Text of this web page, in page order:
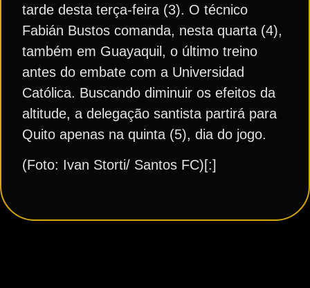
tarde desta terça-feira (3). O técnico
Fabián Bustos comanda, nesta quarta (4),
também em Guayaquil, o último treino
antes do embate com a Universidad
Católica. Buscando diminuir os efeitos da
altitude, a delegação santista partirá para
Quito apenas na quinta (5), dia do jogo.
(Foto: Ivan Storti/ Santos FC)[:]